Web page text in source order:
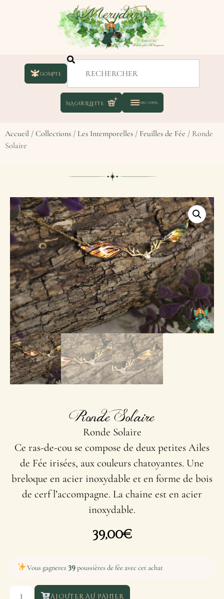
COMPTE
Accueil / Collections / Les Intemporelles / Feuilles de Fée / Ronde
Solaire
Ronde Solaire
Ronde Solaire
Ce ras-de-cou se compose de deux petites Ailes
de Fée irisées, aux couleurs chatoyantes. Une
breloque en acier inoxydable et en forme de bois
de cerf l’accompagne. La chaine est en acier
inoxydable.
39,00€
Vous gagnerez 39poussières de fée avec cet achat
AJOUTER AU PANIER